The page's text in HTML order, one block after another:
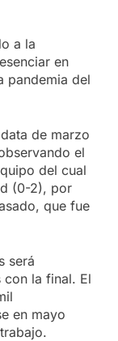
a la
en
pandemia del
de marzo
el
del cual
(0-2), por
que fue
será
con la final. El
en mayo